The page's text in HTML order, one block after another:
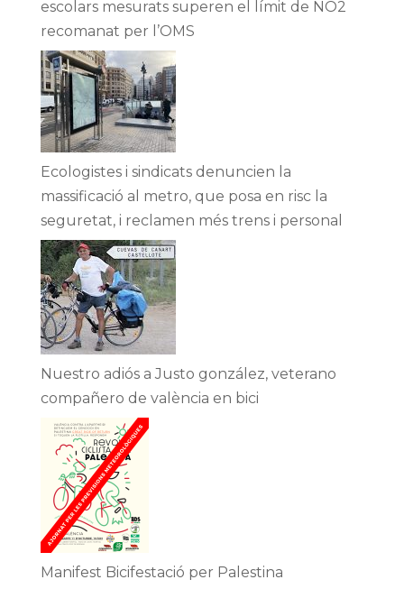
escolars mesurats superen el límit de NO2
recomanat per l’OMS
Ecologistes i sindicats denuncien la
massificació al metro, que posa en risc la
seguretat, i reclamen més trens i personal
Nuestro adiós a Justo gonzález, veterano
compañero de valència en bici
Manifest Bicifestació per Palestina